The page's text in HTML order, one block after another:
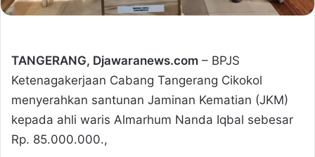
TANGERANG, Djawaranews.com – BPJS
Ketenagakerjaan Cabang Tangerang Cikokol
menyerahkan santunan Jaminan Kematian (JKM)
kepada ahli waris Almarhum Nanda Iqbal sebesar
Rp. 85.000.000.,